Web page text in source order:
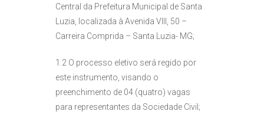
Central da Prefeitura Municipal de Santa
Luzia, localizada à Avenida VIII, 50 –
Carreira Comprida – Santa Luzia- MG;
1.2 O processo eletivo será regido por
este instrumento, visando o
preenchimento de 04 (quatro) vagas
para representantes da Sociedade Civil;